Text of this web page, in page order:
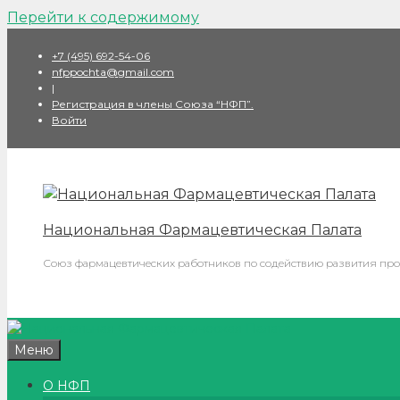
Перейти к содержимому
+7 (495) 692-54-06
nfppochta@gmail.com
|
Регистрация в члены Союза “НФП”.
Войти
Национальная Фармацевтическая Палата
Союз фармацевтических работников по содействию развития
Меню
О НФП